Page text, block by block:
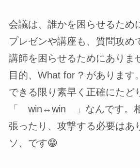
会議は、誰かを困らせるため
プレゼンや講座も、質問攻め
講師を困らせるためにありま
目的、What for ? があります
できる限り素早く正確にたど
「 win↔win 」なんです。
張ったり、攻撃する必要はあ
ソ、です😁